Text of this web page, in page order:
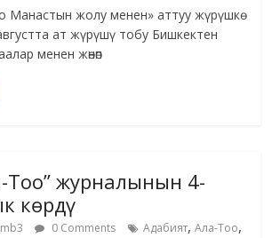
Манастын жолу менен» аттуу жүрүшкө
ат жүрүшү тобу Бишкектен
менен жөнөп
Тоо” журналынын 4-
көрдү
0 Comments Адабият,Ала-Тоо,